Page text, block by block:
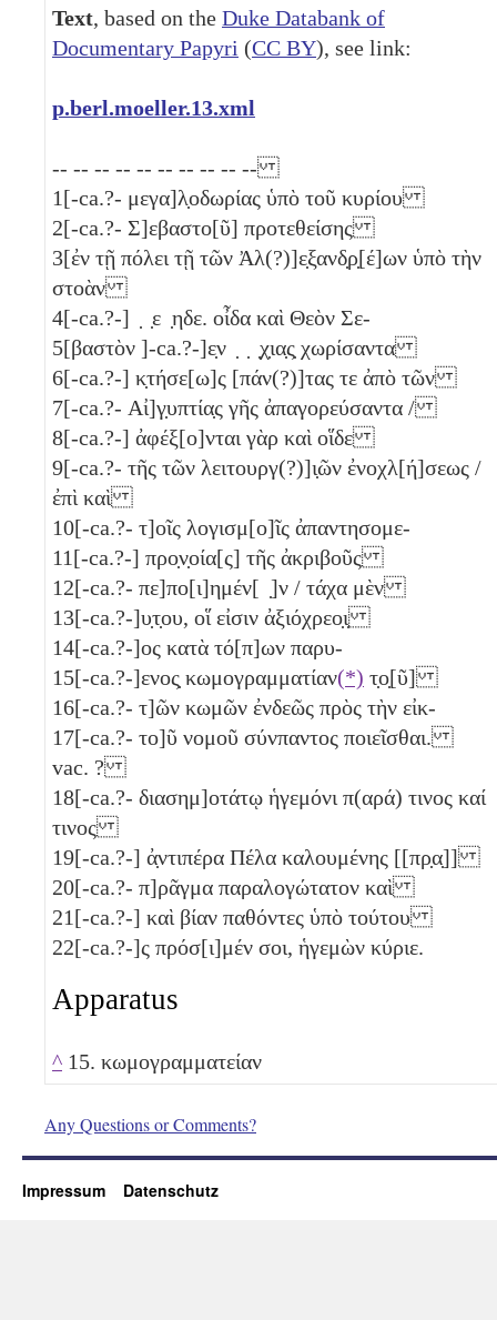
Text, based on the Duke Databank of
Documentary Papyri (CC BY), see link:
p.berl.moeller.13.xml
-- -- -- -- -- -- -- -- -- --
1[-ca.?- μεγα]λ̣οδωρίας ὑπὸ τοῦ κυρίου
2[-ca.?- Σ]εβαστο[ῦ] προτεθείσης
3[ἐν τῇ πόλει τῇ τῶν Ἀλ(?)]ε̣ξανδ̣ρ̣[έ]ων ὑπὸ τὴν
στοὰν
4[-ca.?-] ̣ ̣ε ̣ηδε. οἶδα καὶ Θεὸν Σε-
5[βαστὸν ]-ca.?-]ε̣ν ̣ ̣ ̣χ̣ια̣ς̣ χωρίσαντα
6[-ca.?-] κ̣τήσε[ω]ς [πάν(?)]τας τε ἀπὸ τῶν
7[-ca.?- Αἰ]γ̣υπτία̣ς γῆς ἀπαγορεύσαντα /
8[-ca.?-] ἀφέξ[ο]νται γὰρ καὶ οἵδε
9[-ca.?- τῆς τῶν λειτουργ(?)]ι̣ῶν ἐνοχλ[ή]σεως /
ἐπὶ καὶ
10[-ca.?- τ]οῖς λογισμ[ο]ῖς ἀπαντησομε-
11[-ca.?-] προ̣ν̣οία[ς] τῆς ἀκριβοῦς
12[-ca.?- πε]πο[ι]ημέν[ ̣]ν / τάχα μὲν
13[-ca.?-]υ̣τ̣ου, οἵ εἰσιν ἀξιόχρεο̣ι̣
14[-ca.?-]ος κατὰ τό[π]ων παρυ-
15[-ca.?-]ενος̣ κωμογραμματίαν(*) τ̣ο̣[ῦ]
16[-ca.?- τ]ῶν κωμῶν ἐνδεῶς πρὸς τὴν εἰκ-
17[-ca.?- το]ῦ νομοῦ σύνπαντος ποιεῖσθαι.
vac. ?
18[-ca.?- διασημ]οτάτῳ ἡγεμόνι π(αρά) τινος καί
τινος
19[-ca.?-] ἀ̣ντιπέρα Πέλα καλουμένης [[πρ̣α̣]]
20[-ca.?- π]ρᾶγμα παραλογώτατον καὶ
21[-ca.?-] καὶ βίαν παθόντες ὑπὸ τούτου
22[-ca.?-]ς πρόσ[ι]μέν σοι, ἡγεμὼν κύριε.
Apparatus
^ 15. κωμογραμματείαν
Any Questions or Comments?
Impressum Datenschutz